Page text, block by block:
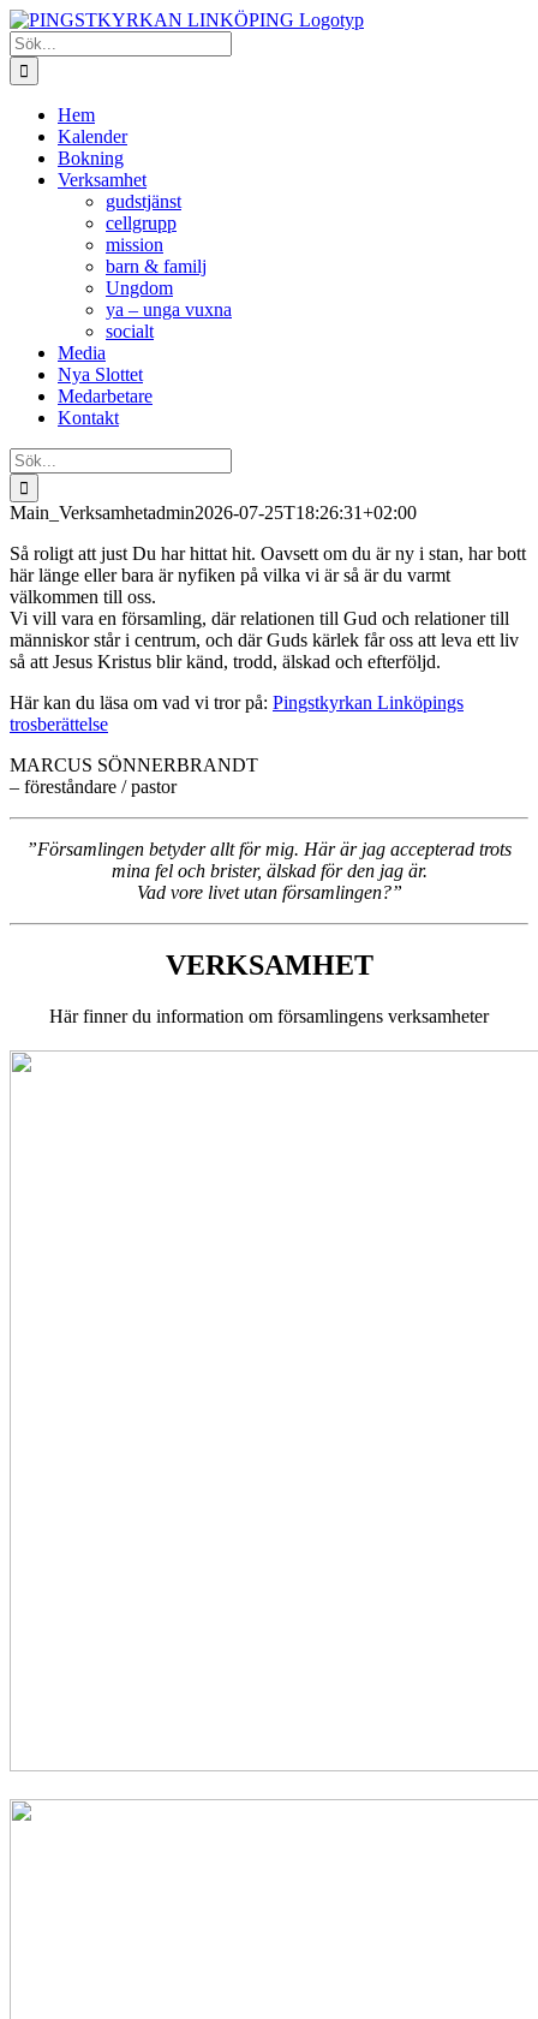
Fortsätt
till
innehållet
Sök
efter:
Hem
Kalender
Bokning
Verksamhet
gudstjänst
cellgrupp
mission
barn & familj
Ungdom
ya – unga vuxna
socialt
Media
Nya Slottet
Medarbetare
Kontakt
Sök
efter:
Main_Verksamhetadmin2026-07-25T18:26:31+02:00
Så roligt att just Du har hittat hit. Oavsett om du är ny i stan, har bott
här länge eller bara är nyfiken på vilka vi är så är du varmt
välkommen till oss.
Vi vill vara en församling, där relationen till Gud och relationer till
människor står i centrum, och där Guds kärlek får oss att leva ett liv
så att Jesus Kristus blir känd, trodd, älskad och efterföljd.
Här kan du läsa om vad vi tror på: Pingstkyrkan Linköpings
trosberättelse
MARCUS SÖNNERBRANDT
– föreståndare / pastor
”Församlingen betyder allt för mig. Här är jag accepterad trots
mina fel och brister, älskad för den jag är.
Vad vore livet utan församlingen?”
VERKSAMHET
Här finner du information om församlingens verksamheter